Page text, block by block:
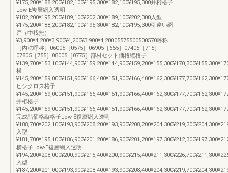
¥175,200¥188,200¥182,100¥195,300¥182,100¥195,300井桁格子
Low-E複層網入透明
¥182,200¥195,200¥189,100¥202,300¥189,100¥202,300入型
¥175,200¥188,200¥182,100¥195,300¥182,100¥195,300引違い網
戸（中桟無）
¥3,900¥4,200¥3,900¥4,200¥3,900¥4,20005575500500570呼称
［内法呼称］06005［0575］06905［665］07405［715］
07805［755］08005［0775］部材セット価格縦格子
横
ヒシクロス格子
井桁格子
完成品価格縦格子Low-E複層網入透明
入型
横格子Low-E複層網入透明
入型